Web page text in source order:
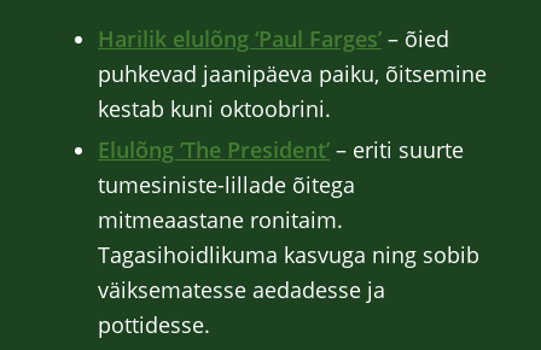
Harilik elulõng ‘Paul Farges’ – õied
puhkevad jaanipäeva paiku, õitsemine
kestab kuni oktoobrini.
Elulõng ’The President’ – eriti suurte
tumesiniste-lillade õitega
mitmeaastane ronitaim.
Tagasihoidlikuma kasvuga ning sobib
väiksematesse aedadesse ja
pottidesse.